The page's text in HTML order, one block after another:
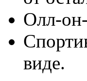
Олл-он-
виде.